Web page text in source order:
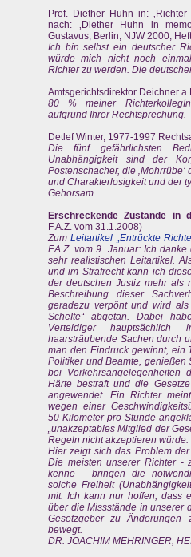
Prof. Diether Huhn in:
nach: ‚Diether Huhn in
Gustavus, Berlin, NJW 2000,
Ich bin selbst ein deutscher
würde mich nicht noch
Richter zu werden. Die
Amtsgerichtsdirektor Deichner
80 % meiner
aufgrund Ihrer Rechtsprechung.
Detlef Winter, 1977-1997
Die fünf gefährlichsten
Unabhängigkeit sind der
Postenschacher, die
und Charakterlosigkeit und der
Gehorsam.
Erschreckende Zustände in
F.A.Z. vom 31.1.2008)
ZumLeitartikel „Entrückte
F.A.Z. vom 9. Januar: Ich
sehr realistischen Leitartikel.
und im Strafrecht kann ich
der deutschen Justiz mehr als
Beschreibung dieser
geradezu verpönt und wird als
ScheIte“ abgetan. Dabei
Verteidiger hauptsächlich
haarsträubende Sachen durch
man den Eindruck gewinnt, ein
Politiker und Beamte, genießen
bei Verkehrsangelegenheiten
Härte bestraft und die
angewendet. Ein Richter
wegen einer
50 Kilometer pro Stunde
„unakzeptables Mitglied der
Regeln nicht akzeptieren würde.
Hier zeigt sich das Problem
Die meisten unserer Richter -
kenne - bringen die
solche Freiheit
mit. Ich kann nur hoffen, dass
über die Missstände in unserer
Gesetzgeber zu Änderungen
bewegt.
DR. JOACHIM MEHRINGER,